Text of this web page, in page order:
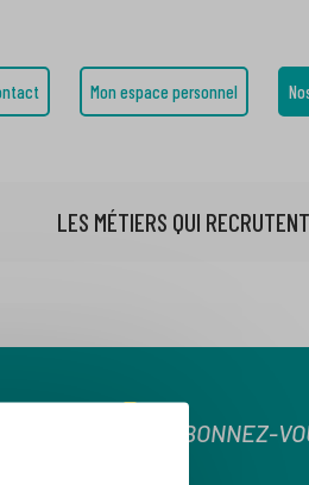
Mon espace personnel
LES MÉTIERS QUI RECRUTENT
ABONNEZ-